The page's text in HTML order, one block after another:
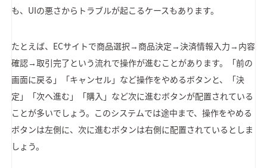
も、UIの悪さからトラブルが起こるケースもあります。
たとえば、ECサイトで商品選択→商品決定→決済情報入力→内容
確認→取引完了という流れで操作が進むことがあります。「前の
画面に戻る」「キャンセル」など操作をやめるボタンと、「決
定」「次へ進む」「購入」など次に進むボタンが配置されている
ことが多いでしょう。このシステムでは途中まで、操作をやめる
ボタンは左側に、次に進むボタンは右側に配置されているとしま
しょう。